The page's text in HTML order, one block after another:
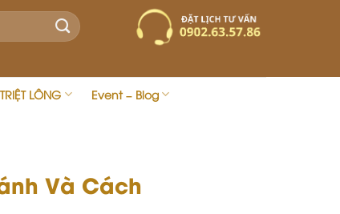
TRIỆT LÔNG Event – Blog
Và Cách